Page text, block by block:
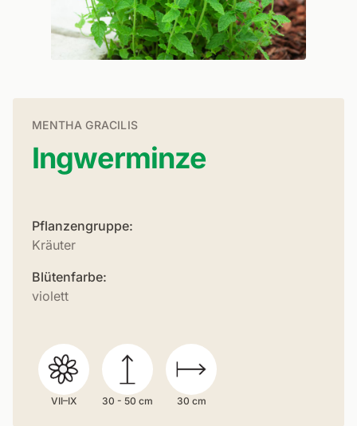
MENTHA GRACILIS
Ingwerminze
Pflanzengruppe:
Kräuter
Blütenfarbe:
violett
VII–IX 30 - 50 cm 30 cm